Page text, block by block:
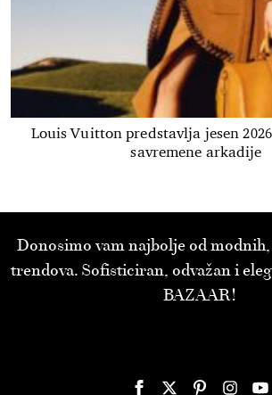
Louis Vuitton predstavlja jesen
savremene arkadije
Donosimo vam najbolje od
trendova. Sofisticiran, odvažan i
BAZAAR!